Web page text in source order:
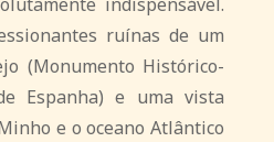
indispensável.
ruínas de um
(Monumento Histórico-
Espanha) e uma vista
e o oceano Atlântico